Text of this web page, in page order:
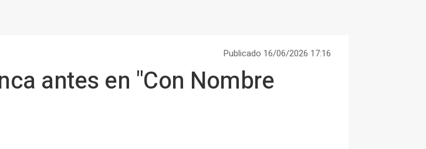
Publicado 16/06/2026 17:16
antes en "Con Nombre